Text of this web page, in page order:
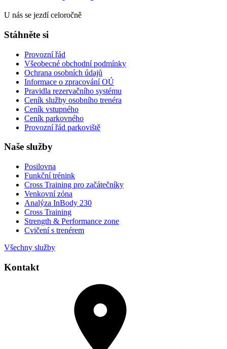
U nás se jezdí celoročně
Stáhněte si
Provozní řád
Všeobecné obchodní podmínky
Ochrana osobních údajů
Informace o zpracování OÚ
Pravidla rezervačního systému
Ceník služby osobního trenéra
Ceník vstupného
Ceník parkovného
Provozní řád parkoviště
Naše služby
Posilovna
Funkční trénink
Cross Training pro začátečníky
Venkovní zóna
Analýza InBody 230
Cross Training
Strength & Performance zone
Cvičení s trenérem
Všechny služby
Kontakt